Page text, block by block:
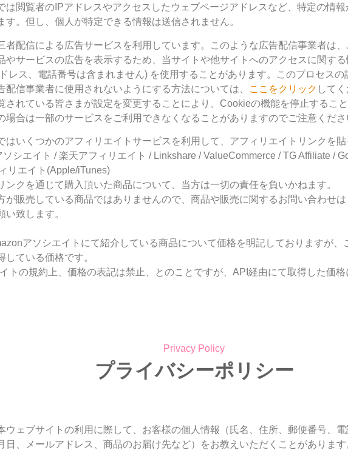
は閲覧者のIPアドレスやアクセスしたウェブページアドレスなど、特定の情
す。但し、個人が特定できる情報は送信されません。
者配信による広告サービスを利用しています。このような広告配信事業者は
やサービスの広告を表示するため、当サイトや他サイトへのアクセスに関する
レス、電話番号は含まれません) を使用することがあります。このプロセスの
配信事業者に使用されないようにする方法については、
ここをクリック してく
されている皆さまが設定を変更することにより、Cookieの機能を停止すること
場合は一部のサービスをご利用できなくなることがありますのでご注意くださ
はいくつかのアフィリエイトサービスを利用して、アフィリエイトリンクを貼
シエイト / 楽天アフィリエイト / Linkshare / ValueCommerce / TG Affiliate /
リエイト(Apple/iTunes)
ンクを通じて購入頂いた商品について、当方は一切の責任を負いかねます。
が販売している商品ではありませんので、商品や販売に関するお問い合わせ
い致します。
アソシエイトにて紹介している商品について価格を明記しておりますが、
している価格です。
トの規約上、価格の表記は禁止、とのことですが、API経由にて取得した価
プライバシーポリシー
Privacy Policy
ウェブサイトの利用に際して、お客様の個人情報（氏名、住所、郵便番号、
日、メールアドレス、商品のお届け先など）をお教えいただくことがあります